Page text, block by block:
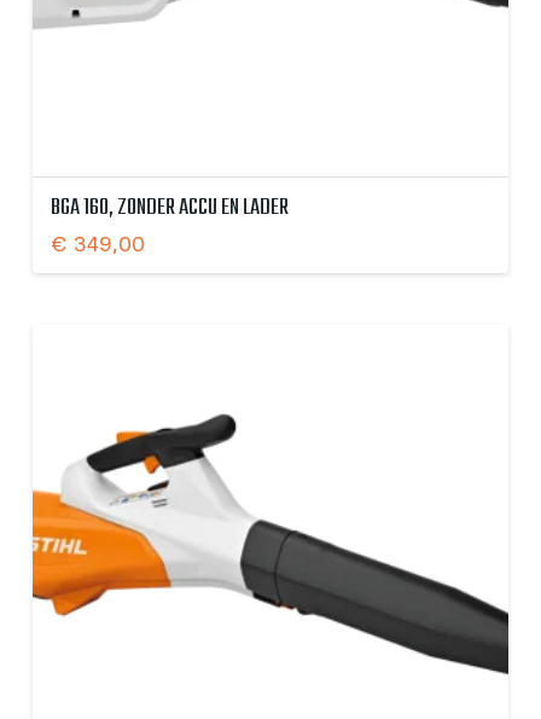
BGA 160, ZONDER ACCU EN LADER
€ 349,00